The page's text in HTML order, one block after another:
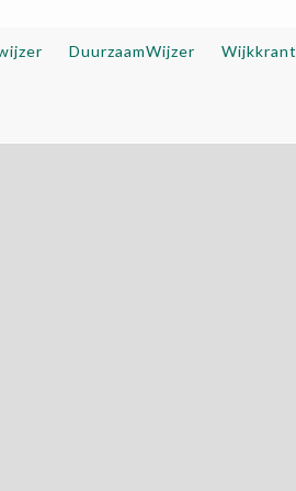
DuurzaamWijzer Wijkkrant